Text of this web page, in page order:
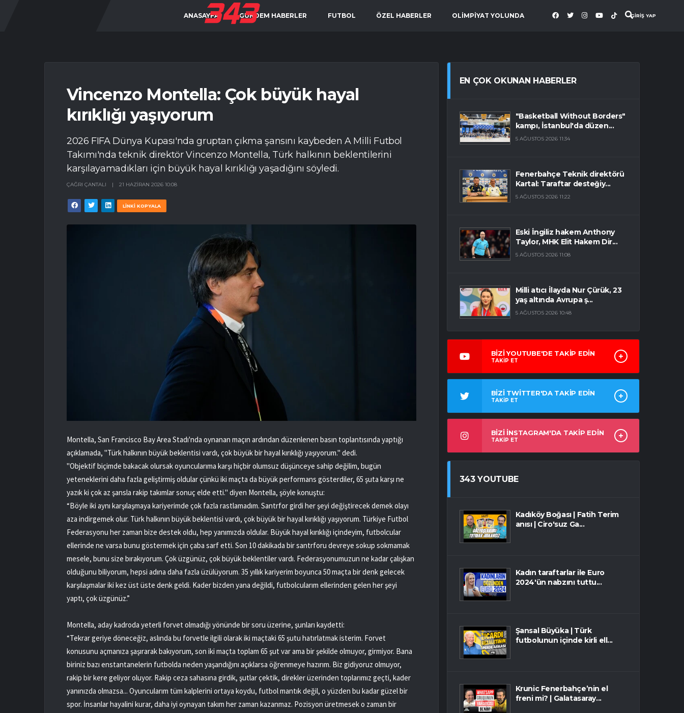
GİRİŞ YAP
ANASAYFA GÜNDEM HABERLER FUTBOL ÖZEL HABERLER OLİMPİYAT YOLUNDA
Vincenzo Montella: Çok büyük hayal
kırıklığı yaşıyorum
2026 FIFA Dünya Kupası'nda gruptan çıkma şansını kaybeden A Milli Futbol
Takımı'nda teknik direktör Vincenzo Montella, Türk halkının beklentilerini
karşılayamadıkları için büyük hayal kırıklığı yaşadığını söyledi.
ÇAĞRI ÇANTALI | 21 HAZIRAN 2026 10:08
LİNKİ KOPYALA
Montella, San Francisco Bay Area Stadı'nda oynanan maçın ardından düzenlenen basın toplantısında yaptığı
açıklamada, "Türk halkının büyük beklentisi vardı, çok büyük bir hayal kırıklığı yaşıyorum." dedi.
"Objektif biçimde bakacak olursak oyuncularıma karşı hiçbir olumsuz düşünceye sahip değilim, bugün
yeteneklerini daha fazla geliştirmiş oldular çünkü iki maçta da büyük performans gösterdiler, 65 şuta karşı ne
yazık ki çok az şansla rakip takımlar sonuç elde etti." diyen Montella, şöyle konuştu:
“Böyle iki aynı karşılaşmaya kariyerimde çok fazla rastlamadım. Santrfor girdi her şeyi değiştirecek demek olayı
aza indirgemek olur. Türk halkının büyük beklentisi vardı, çok büyük bir hayal kırıklığı yaşıyorum. Türkiye Futbol
Federasyonu her zaman bize destek oldu, hep yanımızda oldular. Büyük hayal kırıklığı içindeyim, futbolcular
ellerinde ne varsa bunu göstermek için çaba sarf etti. Son 10 dakikada bir santrforu devreye sokup sokmamak
mesele, bunu size bırakıyorum. Çok üzgünüz, çok büyük beklentiler vardı. Federasyonumuzun ne kadar çalışkan
olduğunu biliyorum, hepsi adına daha fazla üzülüyorum. 35 yıllık kariyerim boyunca 50 maçta bir denk gelecek
karşılaşmalar iki kez üst üste denk geldi. Kader bizden yana değildi, futbolcularım ellerinden gelen her şeyi
yaptı, çok üzgünüz.”
Montella, aday kadroda yeterli forvet olmadığı yönünde bir soru üzerine, şunları kaydetti:
“Tekrar geriye döneceğiz, aslında bu forvetle ilgili olarak iki maçtaki 65 şutu hatırlatmak isterim. Forvet
konusunu açmanıza şaşırarak bakıyorum, son iki maçta toplam 65 şut var ama bir şekilde olmuyor, girmiyor. Bana
biriniz bazı enstantanelerin futbolda neden yaşandığını açıklarsa öğrenmeye hazırım. Biz gidiyoruz olmuyor,
rakip bir kere geliyor oluyor. Rakip ceza sahasına girdik, şutlar çektik, direkler üzerinden toplarımız geçti, kader
yanınızda olmazsa... Oyuncularım tüm kalplerini ortaya koydu, futbol mantık değil, o yüzden bu kadar güzel bir
spor. İnsanlar hayalini kurar, daha iyi oynayan takım her zaman kazanmaz. Pozisyon üretmesek o zaman bir
EN ÇOK OKUNAN HABERLER
"Basketball Without Borders"
kampı, İstanbul'da düzen...
5 AĞUSTOS 2026 11:34
Fenerbahçe Teknik direktörü
Kartal: Taraftar desteğiy...
5 AĞUSTOS 2026 11:22
Eski İngiliz hakem Anthony
Taylor, MHK Elit Hakem Dir...
5 AĞUSTOS 2026 11:08
Milli atıcı İlayda Nur Çürük, 23
yaş altında Avrupa ş...
5 AĞUSTOS 2026 10:48
BİZİ YOUTUBE'DE TAKİP EDİN
TAKİP ET
BİZİ TWİTTER'DA TAKİP EDİN
TAKİP ET
BİZİ İNSTAGRAM'DA TAKİP EDİN
TAKİP ET
343 YOUTUBE
Kadıköy Boğası | Fatih Terim
anısı | Ciro'suz Ga...
Kadın taraftarlar ile Euro
2024'ün nabzını tuttu...
Şansal Büyüka | Türk
futbolunun içinde kirli ell...
Krunic Fenerbahçe’nin el
freni mi? | Galatasaray...